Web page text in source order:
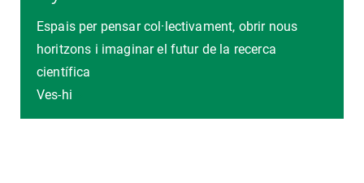
Espais per pensar col·lectivament, obrir nous
horitzons i imaginar el futur de la recerca
científica
Ves-hi